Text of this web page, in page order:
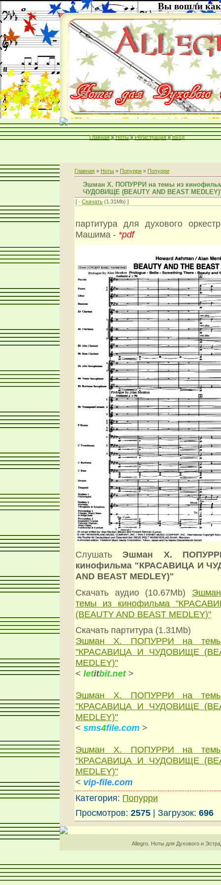
Вы вошли как
Главная » Ноты » Регистрация » Вход
Главная » Ноты » Попурри » Попурри
Эшман Х. ПОПУРРИ на темы из
ЧУДОВИЩЕ (BEAUTY AND BEAST
[ · Скачать (1.31Mb) ]
партитура для духового
Машима - *pdf
СлушатьЭшман Х.
кинофильма "КРАСАВИЦА И
AND BEAST MEDLEY)"
Скачать аудио (10.67Mb)
темы из кинофильма
(BEAUTY AND BEAST MEDLEY)"
Скачать партитура (1.31Mb)
Эшман Х. ПОПУРРИ на темы
"КРАСАВИЦА И ЧУДОВИЩЕ
MEDLEY)"
< letitbit.net>
Эшман Х. ПОПУРРИ на темы
"КРАСАВИЦА И ЧУДОВИЩЕ
MEDLEY)"
< sms4file.com >
Эшман Х. ПОПУРРИ на темы
"КРАСАВИЦА И ЧУДОВИЩЕ
MEDLEY)"
< vip-file.com
Категория: Попурри
Просмотров: 2575 | Загрузок: 696
Allegro. Ноты для Духового и